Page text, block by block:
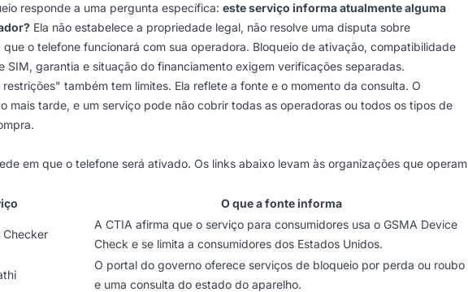
responde a uma pergunta específica: este serviço informa atualmente alguma
Ela não estabelece a propriedade legal, não resolve uma disputa sobre
o telefone funcionará com sua operadora. Bloqueio de ativação, compatibilidade
SIM, garantia e situação do financiamento exigem verificações separadas.
também tem limites. Ela reflete a fonte e o momento da consulta. O
mais tarde, e um serviço pode não cobrir todas as operadoras ou todos os tipos de
em que o telefone será ativado. Os links abaixo levam às organizações que operam
O que a fonte informa
Checker
A CTIA afirma que o serviço para consumidores usa o GSMA Device
Check e se limita a consumidores dos Estados Unidos.
O portal do governo oferece serviços de bloqueio por perda ou roubo
e uma consulta do estado do aparelho.